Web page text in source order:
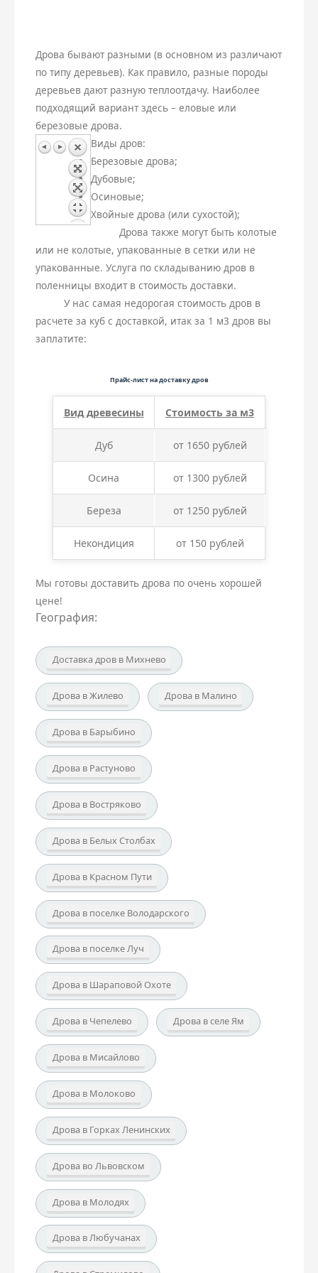
Бой
Дрова
Пеллеты
Чернозем
Дренаж
Земляные работы
Навесы
Дрова бывают разными (в основном из различают
по типу деревьев). Как правило, разные породы
деревьев дают разную теплоотдачу. Наиболее
подходящий вариант здесь – еловые или
березовые дрова.
Виды дров:
Березовые дрова;
Дубовые;
Осиновые;
Хвойные дрова (или сухостой);
Дрова также могут быть колотые
или не колотые, упакованные в сетки или не
упакованные. Услуга по складыванию дров в
поленницы входит в стоимость доставки.
У нас самая недорогая стоимость дров в
расчете за куб с доставкой, итак за 1 м3 дров вы
заплатите:
Прайс-лист на доставку дров
Вид древесины Стоимость за м3
Дуб от 1650 рублей
Осина от 1300 рублей
Береза от 1250 рублей
Некондиция от 150 рублей
Мы готовы доставить дрова по очень хорошей
цене!
География:
Доставка дров в Михнево
Дрова в Жилево Дрова в Малино
Дрова в Барыбино
Дрова в Растуново
Дрова в Востряково
Дрова в Белых Столбах
Дрова в Красном Пути
Дрова в поселке Володарского
Дрова в поселке Луч
Дрова в Шараповой Охоте
Дрова в Чепелево Дрова в селе Ям
Дрова в Мисайлово
Дрова в Молоково
Дрова в Горках Ленинских
Дрова во Львовском
Дрова в Молодях
Дрова в Любучанах